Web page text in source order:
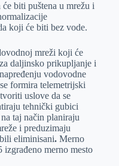
biti puštena u mrežu i
koji će biti bez vode.
mreži koji će
daljinsko prikupljanje i
vodovodne
formira telemetrijski
uslove da se
tehnički gubici
taj način planiraju
i preduzimaju
eliminisani. Merno
merno mesto